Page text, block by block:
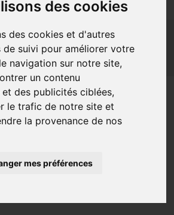
des cookies
des cookies et d'autres
de suivi pour améliorer votre
navigation sur notre site,
un contenu
et des publicités ciblées,
le trafic de notre site et
la provenance de nos
mes préférences
liées à l’embauche
à l’exécution du contrat de travail
à l’extinction du contrat
du SMIC et du
au 1er mai